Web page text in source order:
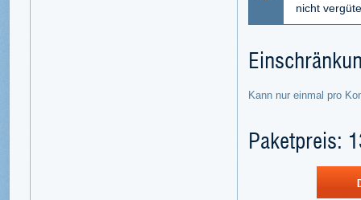
nicht
Kann nur einmal pro
Paketpreis: